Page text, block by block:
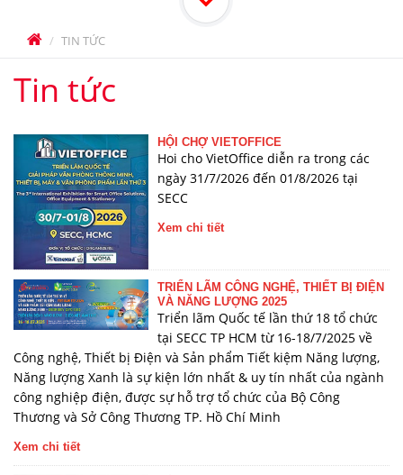
TIN TỨC
Tin tức
HỘI CHỢ VIETOFFICE
Hoi cho VietOffice diễn ra trong các
ngày 31/7/2026 đến 01/8/2026 tại
SECC
Xem chi tiết
TRIỂN LÃM CÔNG NGHỆ, THIẾT BỊ ĐIỆN
VÀ NĂNG LƯỢNG 2025
Triển lãm Quốc tế lần thứ 18 tổ chức
tại SECC TP HCM từ 16-18/7/2025 về
Công nghệ, Thiết bị Điện và Sản phẩm Tiết kiệm Năng lượng,
Năng lượng Xanh là sự kiện lớn nhất & uy tín nhất của ngành
công nghiệp điện, được sự hỗ trợ tổ chức của Bộ Công
Thương và Sở Công Thương TP. Hồ Chí Minh
Xem chi tiết